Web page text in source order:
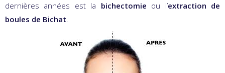
dernières années est la bichectomie ou l’extraction de
boules de Bichat.